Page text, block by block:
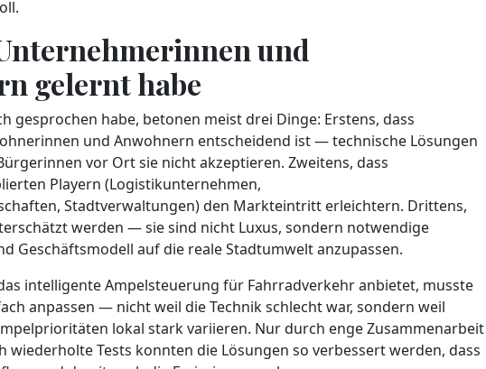
und
gelernt habe
gesprochen habe, betonen meist drei Dinge: Erstens, dass
und Anwohnern entscheidend ist — technische Lösungen
vor Ort sie nicht akzeptieren. Zweitens, dass
Playern (Logistikunternehmen,
Stadtverwaltungen) den Markteintritt erleichtern. Drittens,
werden — sie sind nicht Luxus, sondern notwendige
Geschäftsmodell auf die reale Stadtumwelt anzupassen.
intelligente Ampelsteuerung für Fahrradverkehr anbietet, musste
anpassen — nicht weil die Technik schlecht war, sondern weil
lokal stark variieren. Nur durch enge Zusammenarbeit
wiederholte Tests konnten die Lösungen so verbessert werden, dass